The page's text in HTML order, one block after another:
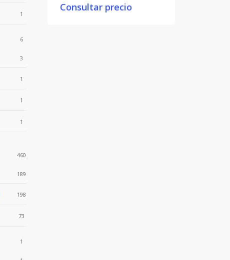
1
6
3
1
1
1
460
189
198
73
1
Consultar precio